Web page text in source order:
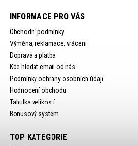
INFORMACE PRO VÁS
Obchodní podmínky
Výměna, reklamace, vrácení
Doprava a platba
Kde hledat email od nás
Podmínky ochrany osobních údajů
Hodnocení obchodu
Tabulka velikostí
Bonusový systém
TOP KATEGORIE